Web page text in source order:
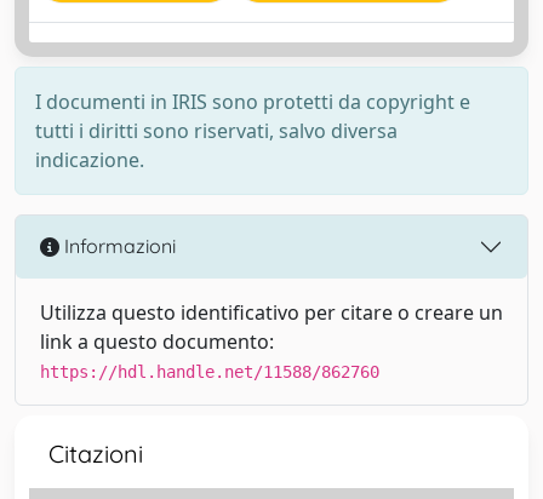
I documenti in IRIS sono protetti da copyright e
tutti i diritti sono riservati, salvo diversa
indicazione.
Informazioni
Utilizza questo identificativo per citare o creare un
link a questo documento:
https://hdl.handle.net/11588/862760
Citazioni